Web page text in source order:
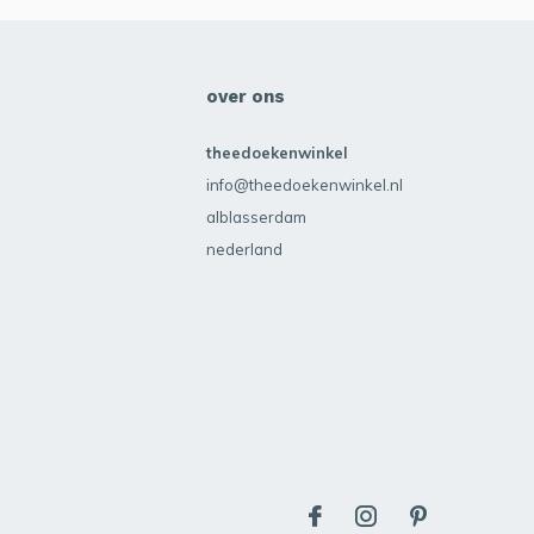
over ons
theedoekenwinkel
info@theedoekenwinkel.nl
alblasserdam
nederland